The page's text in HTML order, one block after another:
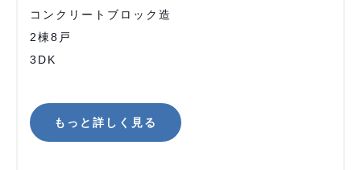
コンクリートブロック造
2棟8戸
3DK
もっと詳しく見る